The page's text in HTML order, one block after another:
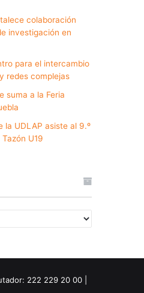
colaboración
investigación en
para el intercambio
redes complejas
suma a la Feria
la UDLAP asiste al 9.º
U19
222 229 20 00 |